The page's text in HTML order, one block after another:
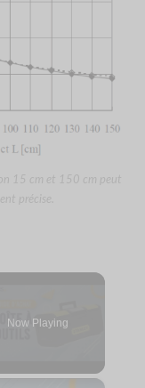
15 cm et 150 cm peut
précise.
Now Playing